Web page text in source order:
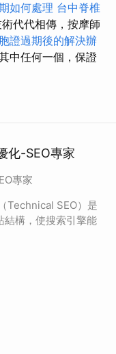
如何處理 台中脊椎
代代相傳，按摩師
證過期後的解決辦
中任何一個，保證
化-SEO專家
專家
Technical SEO）是
結構，使搜索引擎能